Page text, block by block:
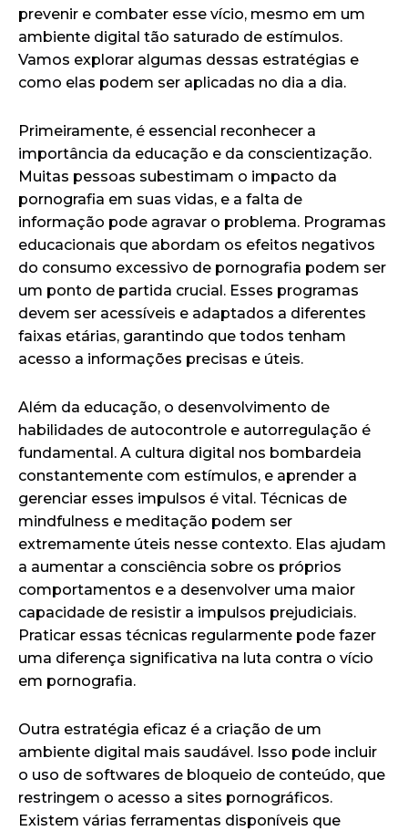
prevenir e combater esse vício, mesmo em um
ambiente digital tão saturado de estímulos.
Vamos explorar algumas dessas estratégias e
como elas podem ser aplicadas no dia a dia.
Primeiramente, é essencial reconhecer a
importância da educação e da conscientização.
Muitas pessoas subestimam o impacto da
pornografia em suas vidas, e a falta de
informação pode agravar o problema. Programas
educacionais que abordam os efeitos negativos
do consumo excessivo de pornografia podem ser
um ponto de partida crucial. Esses programas
devem ser acessíveis e adaptados a diferentes
faixas etárias, garantindo que todos tenham
acesso a informações precisas e úteis.
Além da educação, o desenvolvimento de
habilidades de autocontrole e autorregulação é
fundamental. A cultura digital nos bombardeia
constantemente com estímulos, e aprender a
gerenciar esses impulsos é vital. Técnicas de
mindfulness e meditação podem ser
extremamente úteis nesse contexto. Elas ajudam
a aumentar a consciência sobre os próprios
comportamentos e a desenvolver uma maior
capacidade de resistir a impulsos prejudiciais.
Praticar essas técnicas regularmente pode fazer
uma diferença significativa na luta contra o vício
em pornografia.
Outra estratégia eficaz é a criação de um
ambiente digital mais saudável. Isso pode incluir
o uso de softwares de bloqueio de conteúdo, que
restringem o acesso a sites pornográficos.
Existem várias ferramentas disponíveis que